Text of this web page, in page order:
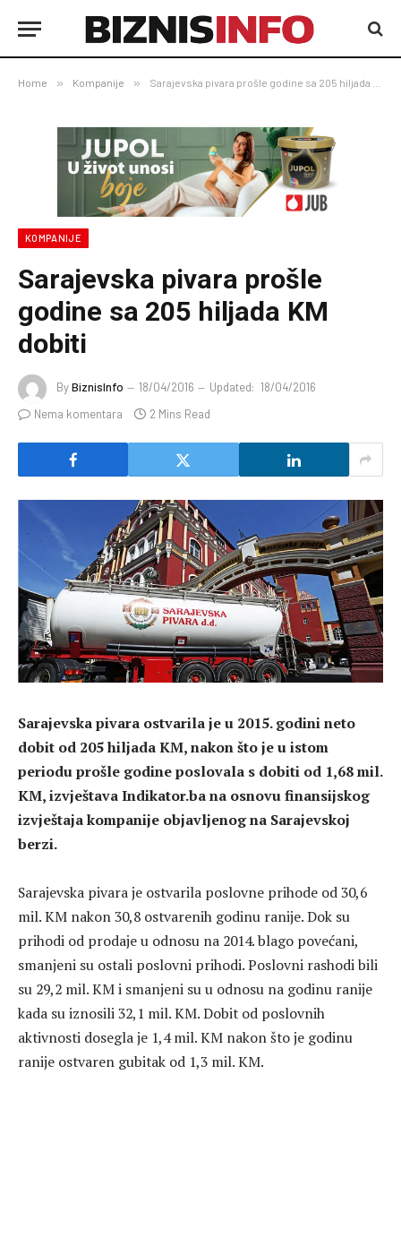
Home » Kompanije » Sarajevska pivara prošle godine sa 205 hiljada KM dobiti
KOMPANIJE
Sarajevska pivara prošle
godine sa 205 hiljada KM
dobiti
ByBiznisInfo 18/04/2016 Updated: 18/04/2016
Nema komentara
2 Mins Read
Sarajevska pivara ostvarila je u 2015. godini neto
dobit od 205 hiljada KM, nakon što je u istom
periodu prošle godine poslovala s dobiti od 1,68 mil.
KM, izvještava Indikator.ba na osnovu finansijskog
izvještaja kompanije objavljenog na Sarajevskoj
berzi.
Sarajevska pivara je ostvarila poslovne prihode od 30,6
mil. KM nakon 30,8 ostvarenih godinu ranije. Dok su
prihodi od prodaje u odnosu na 2014. blago povećani,
smanjeni su ostali poslovni prihodi. Poslovni rashodi bili
su 29,2 mil. KM i smanjeni su u odnosu na godinu ranije
kada su iznosili 32,1 mil. KM. Dobit od poslovnih
aktivnosti dosegla je 1,4 mil. KM nakon što je godinu
ranije ostvaren gubitak od 1,3 mil. KM.